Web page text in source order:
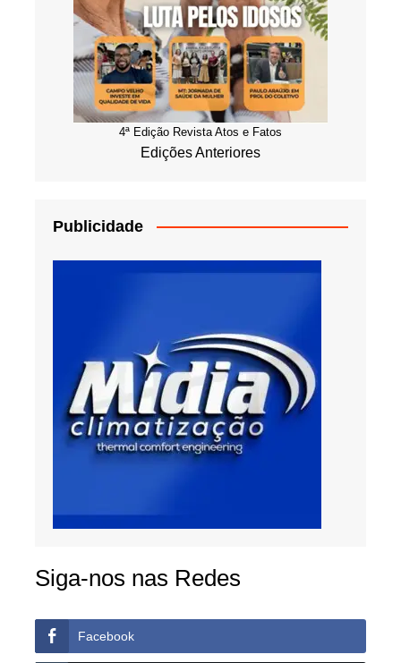
4ª Edição Revista Atos e Fatos
Edições Anteriores
Publicidade
Siga-nos nas Redes
Facebook